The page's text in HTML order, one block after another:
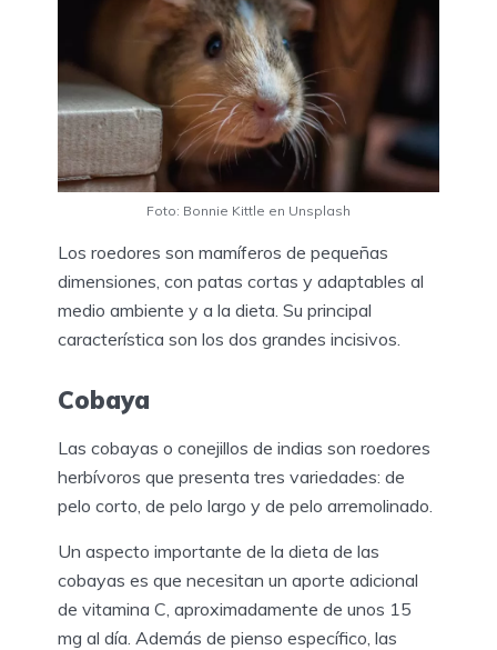
Foto: Bonnie Kittle en Unsplash
Los roedores son mamíferos de pequeñas
dimensiones, con patas cortas y adaptables al
medio ambiente y a la dieta. Su principal
característica son los dos grandes incisivos.
Cobaya
Las cobayas o conejillos de indias son roedores
herbívoros que presenta tres variedades: de
pelo corto, de pelo largo y de pelo arremolinado.
Un aspecto importante de la dieta de las
cobayas es que necesitan un aporte adicional
de vitamina C, aproximadamente de unos 15
mg al día. Además de pienso específico, las